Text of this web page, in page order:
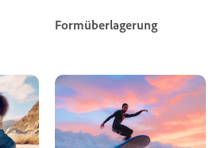
Formüberlagerung